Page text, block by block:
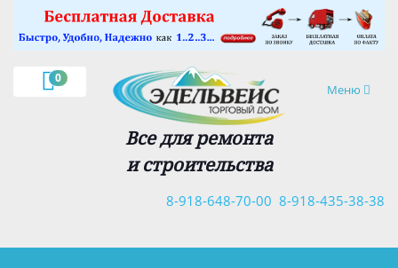
0
Навигация
Меню
Все для ремонта
и строительства
8-918-435-38-38
8-918-648-70-00
×